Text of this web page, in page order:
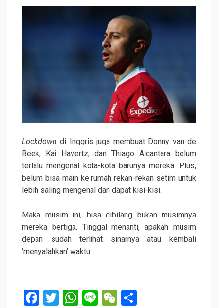
Lockdown di Inggris juga membuat Donny van de
Beek, Kai Havertz, dan Thiago Alcantara belum
terlalu mengenal kota-kota barunya mereka. Plus,
belum bisa main ke rumah rekan-rekan setim untuk
lebih saling mengenal dan dapat kisi-kisi.
Maka musim ini, bisa dibilang bukan musimnya
mereka bertiga. Tinggal menanti, apakah musim
depan sudah terlihat sinarnya atau kembali
‘menyalahkan’ waktu.
F
T
W Li
W